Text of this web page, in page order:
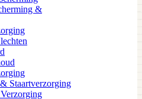
&
Staartverzorging